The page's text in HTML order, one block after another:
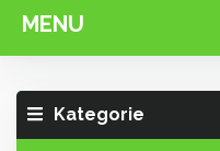
MENU
Kategorie